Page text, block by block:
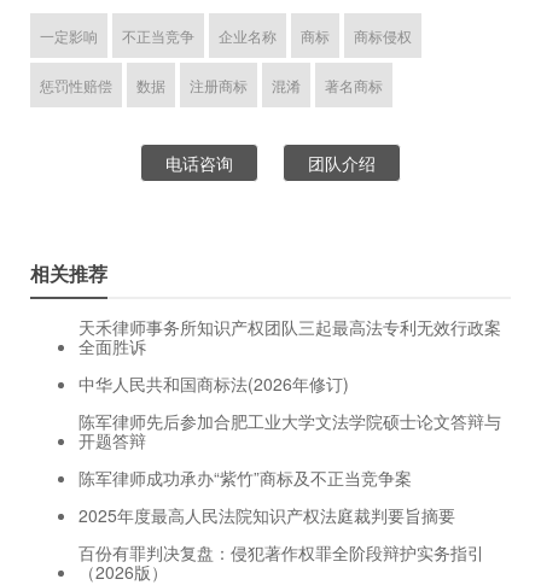
一定影响 不正当竞争 企业名称 商标 商标侵权
惩罚性赔偿 数据 注册商标 混淆 著名商标
电话咨询 团队介绍
相关推荐
天禾律师事务所知识产权团队三起最高法专利无效行政案
全面胜诉
中华人民共和国商标法(2026年修订)
陈军律师先后参加合肥工业大学文法学院硕士论文答辩与
开题答辩
陈军律师成功承办“紫竹”商标及不正当竞争案
2025年度最高人民法院知识产权法庭裁判要旨摘要
百份有罪判决复盘：侵犯著作权罪全阶段辩护实务指引
（2026版）